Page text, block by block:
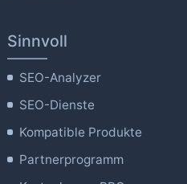
Sinnvoll
SEO-Analyzer
SEO-Dienste
Kompatible Produkte
Partnerprogramm